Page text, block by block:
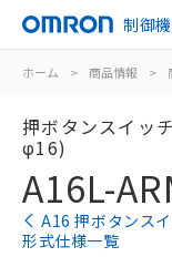
制御
ホーム > 商品情報 >
押ボタンスイッ
φ16)
A16L-
A16 押ボタンス
形式仕様一覧